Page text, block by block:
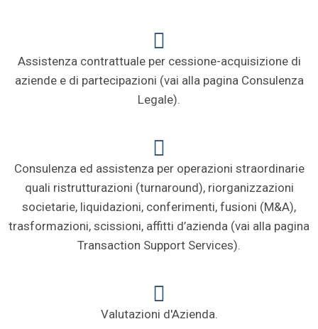
Assistenza contrattuale per cessione-acquisizione di
aziende e di partecipazioni (vai alla pagina Consulenza
Legale).
Consulenza ed assistenza per operazioni straordinarie
quali ristrutturazioni (turnaround), riorganizzazioni
societarie, liquidazioni, conferimenti, fusioni (M&A),
trasformazioni, scissioni, affitti d’azienda (vai alla pagina
Transaction Support Services).
Valutazioni d'Azienda.